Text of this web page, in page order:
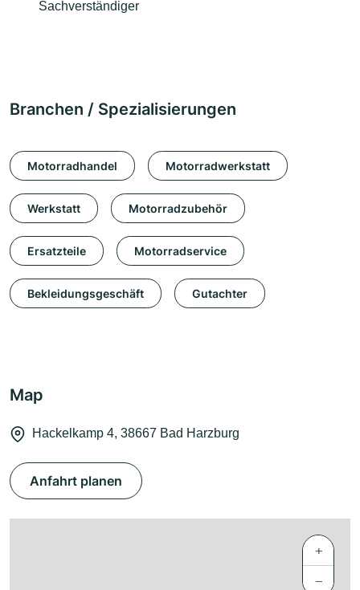
Sachverständiger
Branchen / Spezialisierungen
Motorradhandel Motorradwerkstatt
Werkstatt Motorradzubehör
Ersatzteile Motorradservice
Bekleidungsgeschäft Gutachter
Map
Hackelkamp 4, 38667 Bad Harzburg
Anfahrt planen
+
−